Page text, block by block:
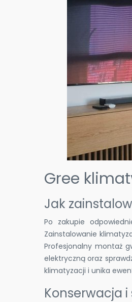
Gree
Jak
Po zakupie
Zainstalowanie
Profesjonalny montaż
elektryczną oraz
klimatyzacji i unika
Konserwacja i